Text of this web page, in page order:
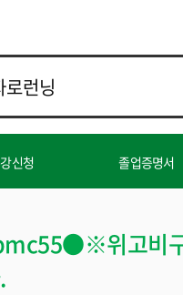
신청 졸업증명서
위고비구